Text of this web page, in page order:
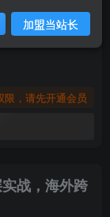
限，请先开通会员
战，海外跨
加盟当站长